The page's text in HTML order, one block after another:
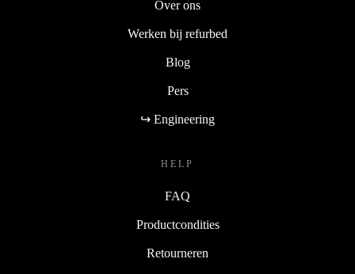
Over ons
Werken bij refurbed
Blog
Pers
↪ Engineering
HELP
FAQ
Productcondities
Retourneren